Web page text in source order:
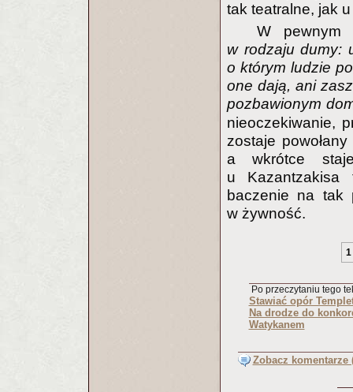
tak teatralne, jak
W pewnym
w rodzaju dumy:
o którym ludzie
one dają, ani
pozbawionym
nieoczekiwanie,
zostaje
a wkrótce
u
baczenie na tak
w żywność.
1
Po przeczytaniu tego
Stawiać opór
Na drodze do
Watykanem
Zobacz komentarze